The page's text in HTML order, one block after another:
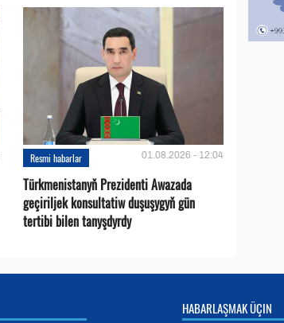
Resmi habarlar 01.08.2026 - 12:04
Türkmenistanyň Prezidenti Awazada
geçiriljek konsultatiw duşuşygyň gün
tertibi bilen tanyşdyrdy
HABARLAŞMAK ÜÇIN